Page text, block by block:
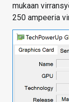
mukaan
250 ampeeria